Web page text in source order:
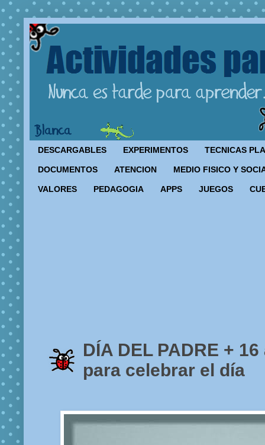
DESCARGABLES EXPERIMENTOS TECNICAS
DOCUMENTOS ATENCION MEDIO FISICO Y
VALORES PEDAGOGIA APPS JUEGOS
DÍA DEL PADRE +
para celebrar el día